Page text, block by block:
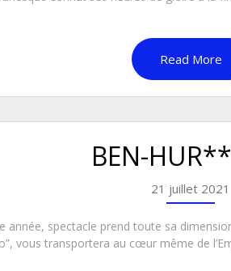
Read More
BEN-
21 juillet 2021
année, spectacle prend toute sa
vous transportera au cœur même de